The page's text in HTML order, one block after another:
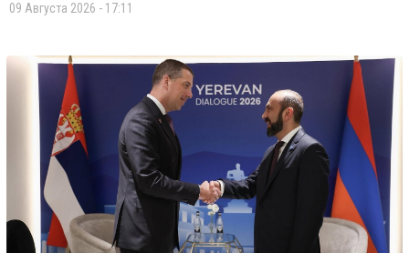
09 Августа 2026 - 17:11